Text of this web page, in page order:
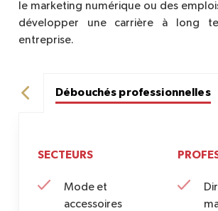
le marketing numérique ou des
développer une carrière à long
entreprise.
Débouchés professionnelles
SECTEURS
Mode et
accessoires